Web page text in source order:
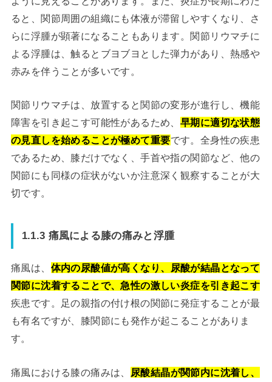
ると、関節周囲の組織にも体液が滞留しやすくなり、さ
らに浮腫が顕著になることもあります。関節リウマチに
よる浮腫は、触るとブヨブヨとした弾力があり、熱感や
赤みを伴うことが多いです。
関節リウマチは、放置すると関節の変形が進行し、機能
障害を引き起こす可能性があるため、 早期に適切な状態
の見直しを始めることが極めて重要です。全身性の疾患
であるため、膝だけでなく、手首や指の関節など、他の
関節にも同様の症状がないか注意深く観察することが大
切です。
1.1.3 痛風による膝の痛みと浮腫
痛風は、 体内の尿酸値が高くなり、尿酸が結晶となって
関節に沈着することで、急性の激しい炎症を引き起こす
疾患です。足の親指の付け根の関節に発症することが最
も有名ですが、膝関節にも発作が起こることがありま
す。
痛風における膝の痛みは、
尿酸結晶が関節内に沈着し、